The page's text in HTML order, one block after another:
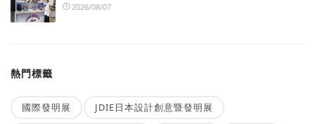
2026/08/07
熱門標籤
國際發明展 JDIE日本設計創意暨發明展